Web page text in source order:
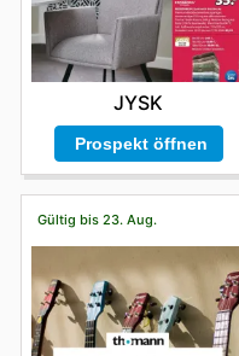
JYSK
Prospekt öffnen
Gültig bis 23. Aug.